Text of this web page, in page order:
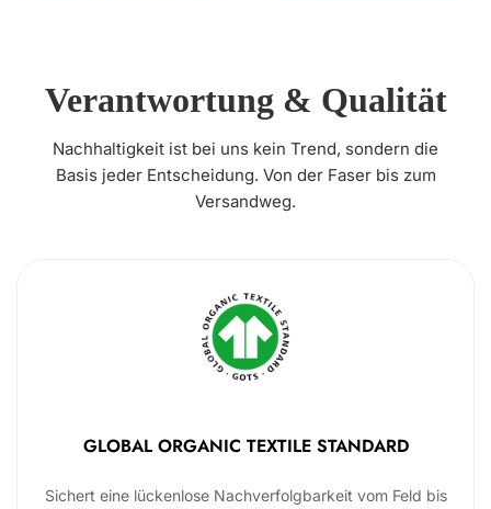
Verantwortung & Qualität
Nachhaltigkeit ist bei uns kein Trend, sondern die
Basis jeder Entscheidung. Von der Faser bis zum
Versandweg.
GLOBAL ORGANIC TEXTILE STANDARD
Sichert eine lückenlose Nachverfolgbarkeit vom Feld bis